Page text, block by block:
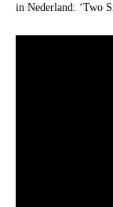
in Nederland: ‘Two